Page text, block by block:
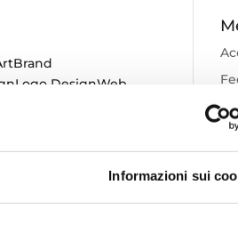
Informazioni sui
DesignWeb